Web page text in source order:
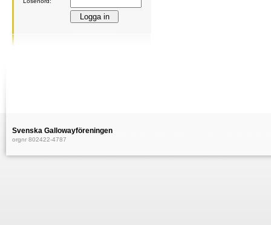
Svenska Gallowayföreningen
orgnr 802422-4787